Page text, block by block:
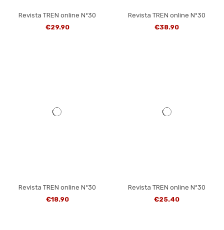
Revista TREN online Nº30
€29.90
Revista TREN online Nº30
€38.90
Revista TREN online Nº30
€18.90
Revista TREN online Nº30
€25.40